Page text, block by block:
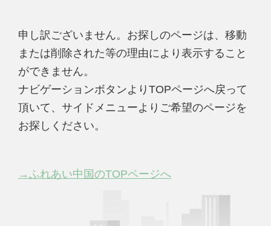
申し訳ございません。お探しのページは、移動
または削除された等の理由により表示すること
ができません。
ナビゲーションボタンよりTOPページへ戻って
頂いて、サイドメニューよりご希望のページを
お探しください。
→ふれあい中国のTOPページへ